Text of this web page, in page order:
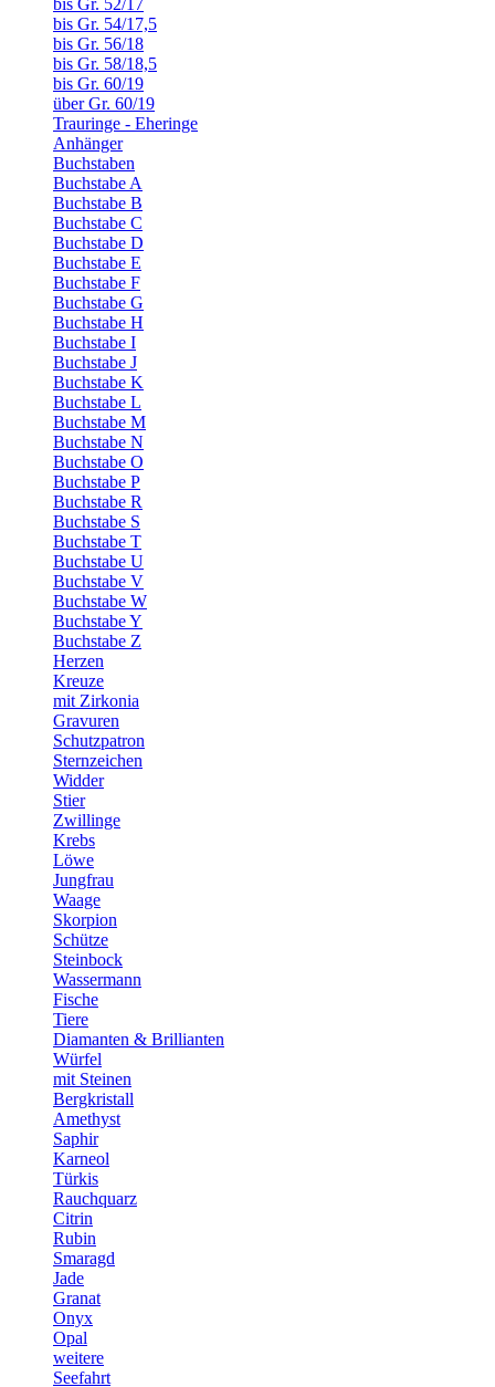
bis Gr. 52/17
bis Gr. 54/17,5
bis Gr. 56/18
bis Gr. 58/18,5
bis Gr. 60/19
über Gr. 60/19
Trauringe - Eheringe
Anhänger
Buchstaben
Buchstabe A
Buchstabe B
Buchstabe C
Buchstabe D
Buchstabe E
Buchstabe F
Buchstabe G
Buchstabe H
Buchstabe I
Buchstabe J
Buchstabe K
Buchstabe L
Buchstabe M
Buchstabe N
Buchstabe O
Buchstabe P
Buchstabe R
Buchstabe S
Buchstabe T
Buchstabe U
Buchstabe V
Buchstabe W
Buchstabe Y
Buchstabe Z
Herzen
Kreuze
mit Zirkonia
Gravuren
Schutzpatron
Sternzeichen
Widder
Stier
Zwillinge
Krebs
Löwe
Jungfrau
Waage
Skorpion
Schütze
Steinbock
Wassermann
Fische
Tiere
Diamanten & Brillianten
Würfel
mit Steinen
Bergkristall
Amethyst
Saphir
Karneol
Türkis
Rauchquarz
Citrin
Rubin
Smaragd
Jade
Granat
Onyx
Opal
weitere
Seefahrt